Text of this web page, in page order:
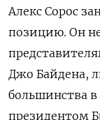
Алекс Сорос
позицию. Он
Джо Байдена,
большинства
президентом